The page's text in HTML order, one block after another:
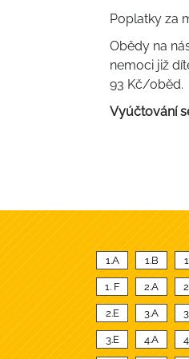
Poplatky za
Obědy na
nemoci již
93 Kč/oběd.
Vyúčtování
1.A 1.B
1. F 2.A
2.E 3.A
3.E 4.A